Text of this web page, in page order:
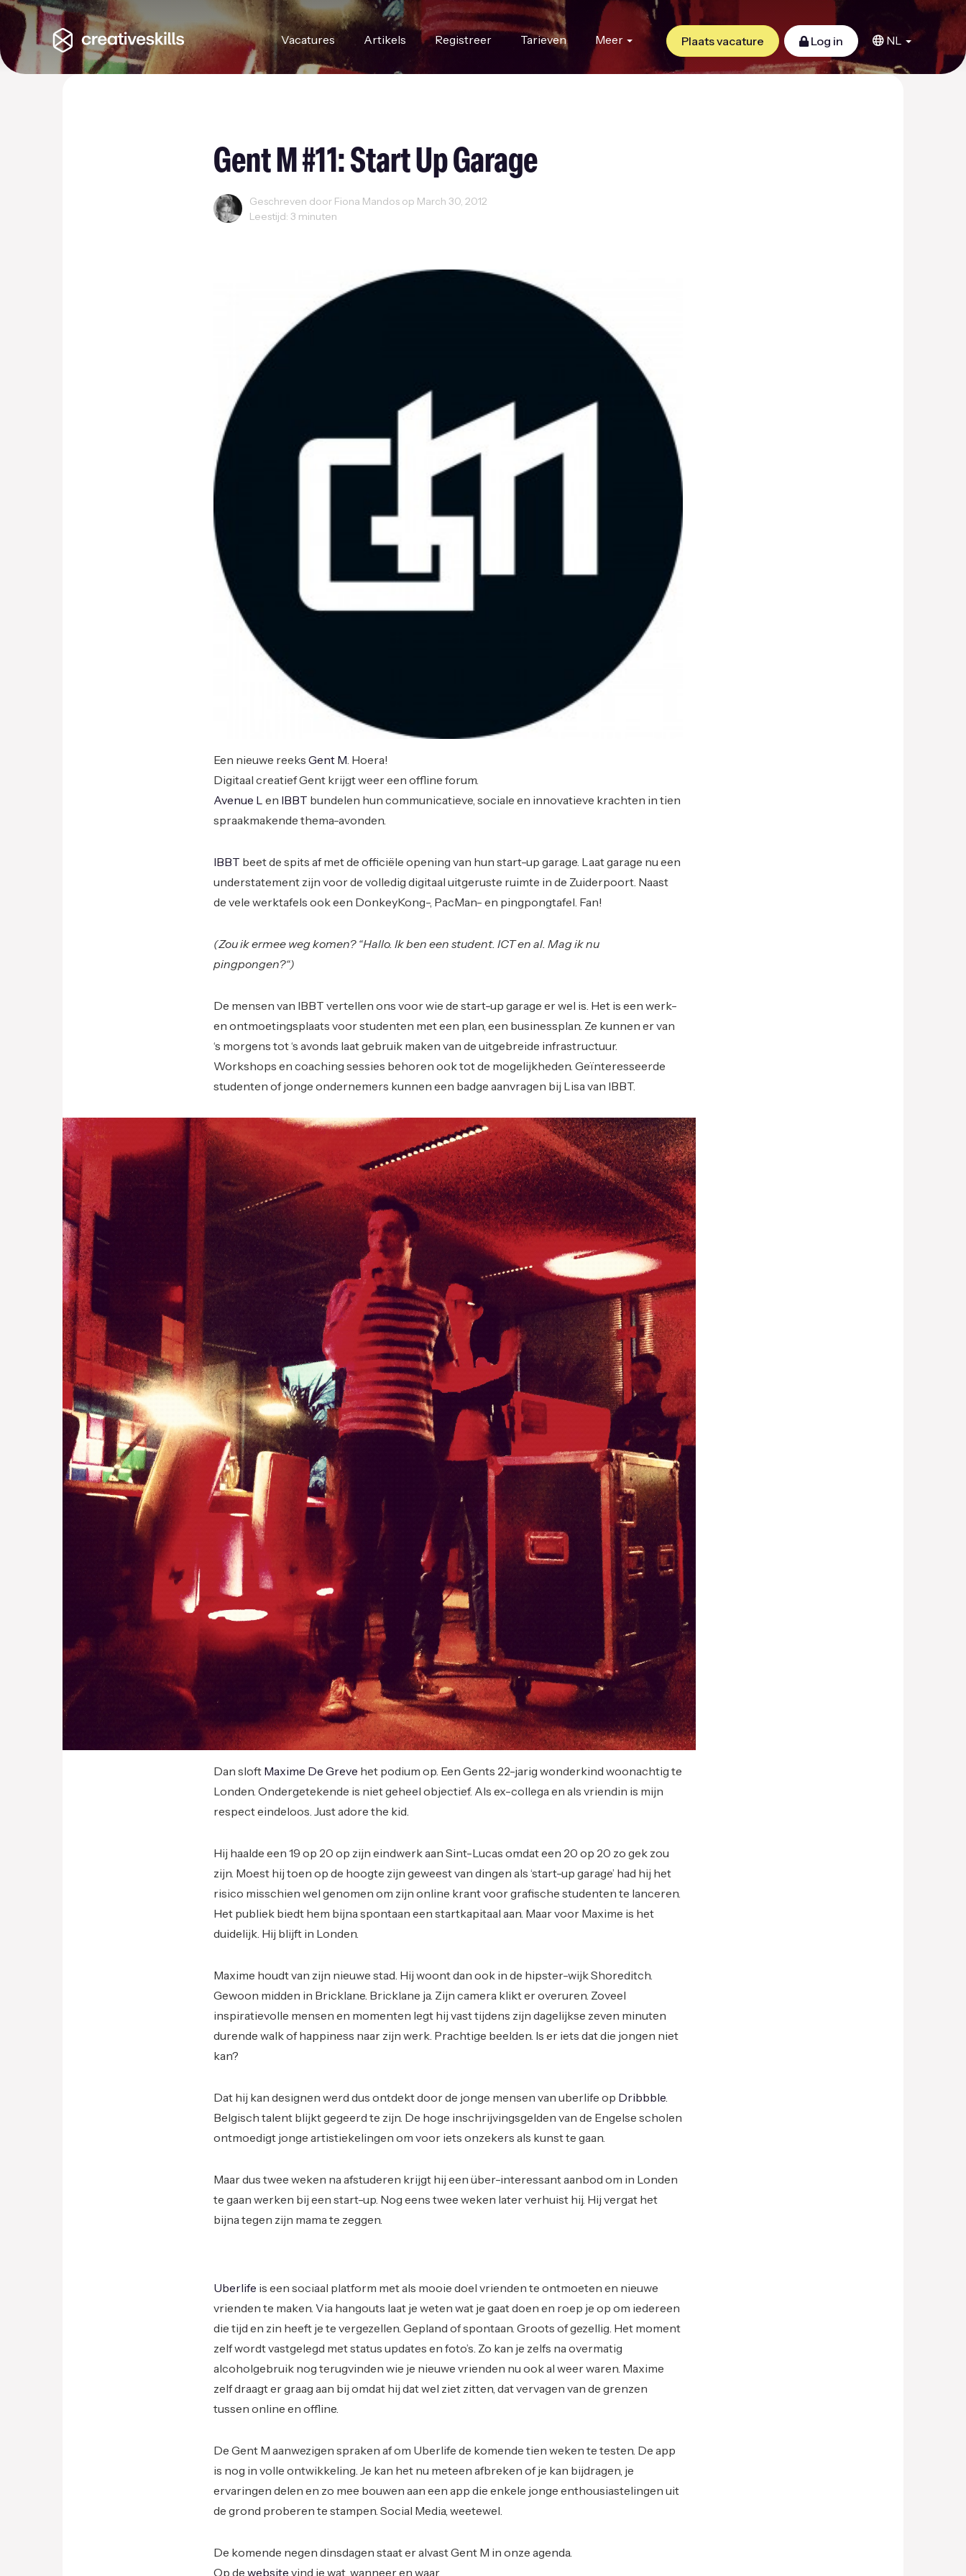
Vacatures Artikels Registreer Tarieven Meer Plaats vacature Log in NL
Gent M #11: Start Up Garage
Geschreven door Fiona Mandos op March 30, 2012
Leestijd: 3 minuten
Een nieuwe reeks Gent M . Hoera!
Digitaal creatief Gent krijgt weer een offline forum.
Avenue L en IBBT bundelen hun communicatieve, sociale en innovatieve krachten in tien
spraakmakende thema-avonden.
IBBT beet de spits af met de officiële opening van hun start-up garage. Laat garage nu een
understatement zijn voor de volledig digitaal uitgeruste ruimte in de Zuiderpoort. Naast
de vele werktafels ook een DonkeyKong-, PacMan- en pingpongtafel. Fan!
(Zou ik ermee weg komen? “Hallo. Ik ben een student. ICT en al. Mag ik nu
pingpongen?“)
De mensen van IBBT vertellen ons voor wie de start-up garage er wel is. Het is een werk-
en ontmoetingsplaats voor studenten met een plan, een businessplan. Ze kunnen er van
‘s morgens tot ‘s avonds laat gebruik maken van de uitgebreide infrastructuur.
Workshops en coaching sessies behoren ook tot de mogelijkheden. Geïnteresseerde
studenten of jonge ondernemers kunnen een badge aanvragen bij Lisa van IBBT.
Dan sloft Maxime De Greve het podium op. Een Gents 22-jarig wonderkind woonachtig te
Londen. Ondergetekende is niet geheel objectief. Als ex-collega en als vriendin is mijn
respect eindeloos. Just adore the kid.
Hij haalde een 19 op 20 op zijn eindwerk aan Sint-Lucas omdat een 20 op 20 zo gek zou
zijn. Moest hij toen op de hoogte zijn geweest van dingen als ‘start-up garage’ had hij het
risico misschien wel genomen om zijn online krant voor grafische studenten te lanceren.
Het publiek biedt hem bijna spontaan een startkapitaal aan. Maar voor Maxime is het
duidelijk. Hij blijft in Londen.
Maxime houdt van zijn nieuwe stad. Hij woont dan ook in de hipster-wijk Shoreditch.
Gewoon midden in Bricklane. Bricklane ja. Zijn camera klikt er overuren. Zoveel
inspiratievolle mensen en momenten legt hij vast tijdens zijn dagelijkse zeven minuten
durende walk of happiness naar zijn werk. Prachtige beelden. Is er iets dat die jongen niet
kan?
Dat hij kan designen werd dus ontdekt door de jonge mensen van uberlife op Dribbble.
Belgisch talent blijkt gegeerd te zijn. De hoge inschrijvingsgelden van de Engelse scholen
ontmoedigt jonge artistiekelingen om voor iets onzekers als kunst te gaan.
Maar dus twee weken na afstuderen krijgt hij een über-interessant aanbod om in Londen
te gaan werken bij een start-up. Nog eens twee weken later verhuist hij. Hij vergat het
bijna tegen zijn mama te zeggen.
Uberlife is een sociaal platform met als mooie doel vrienden te ontmoeten en nieuwe
vrienden te maken. Via hangouts laat je weten wat je gaat doen en roep je op om iedereen
die tijd en zin heeft je te vergezellen. Gepland of spontaan. Groots of gezellig. Het moment
zelf wordt vastgelegd met status updates en foto’s. Zo kan je zelfs na overmatig
alcoholgebruik nog terugvinden wie je nieuwe vrienden nu ook al weer waren. Maxime
zelf draagt er graag aan bij omdat hij dat wel ziet zitten, dat vervagen van de grenzen
tussen online en offline.
De Gent M aanwezigen spraken af om Uberlife de komende tien weken te testen. De app
is nog in volle ontwikkeling. Je kan het nu meteen afbreken of je kan bijdragen, je
ervaringen delen en zo mee bouwen aan een app die enkele jonge enthousiastelingen uit
de grond proberen te stampen. Social Media, weetewel.
De komende negen dinsdagen staat er alvast Gent M in onze agenda.
Op de website vind je wat, wanneer en waar.